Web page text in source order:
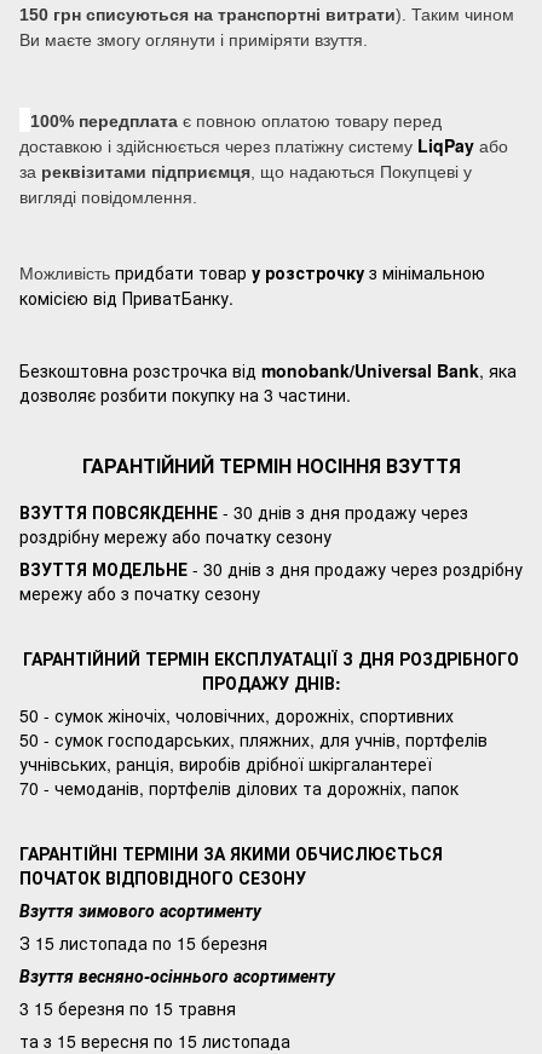
150 грн списуються на транспортні витрати). Таким чином
Ви маєте змогу оглянути і приміряти взуття.
100% передплата є повною оплатою товару перед
доставкою і здійснюється через платіжну систему LiqPay або
за реквізитами підприємця , що надаються Покупцеві у
вигляді повідомлення.
Можливість придбати товар у розстрочку з мінімальною
комісією від ПриватБанку.
Безкоштовна розстрочка від monobank/Universal Bank, яка
дозволяє розбити покупку на 3 частини.
ГАРАНТІЙНИЙ ТЕРМІН НОСІННЯ ВЗУТТЯ
ВЗУТТЯ ПОВСЯКДЕННЕ - 30 днів з дня продажу через
роздрібну мережу або початку сезону
ВЗУТТЯ МОДЕЛЬНЕ - 30 днів з дня продажу через роздрібну
мережу або з початку сезону
ГАРАНТІЙНИЙ ТЕРМІН ЕКСПЛУАТАЦІЇ З ДНЯ РОЗДРІБНОГО
ПРОДАЖУ ДНІВ:
50 - сумок жіночіх, чоловічних, дорожніх, спортивних
50 - сумок господарських, пляжних, для учнів, портфелів
учнівських, ранція, виробів дрібної шкіргалантереї
70 - чемоданів, портфелів ділових та дорожніх, папок
ГАРАНТІЙНІ ТЕРМІНИ ЗА ЯКИМИ ОБЧИСЛЮЄТЬСЯ
ПОЧАТОК ВІДПОВІДНОГО СЕЗОНУ
Взуття зимового асортименту
З 15 листопада по 15 березня
Взуття весняно-осіннього асортименту
3 15 березня по 15 травня
та з 15 вересня по 15 листопада